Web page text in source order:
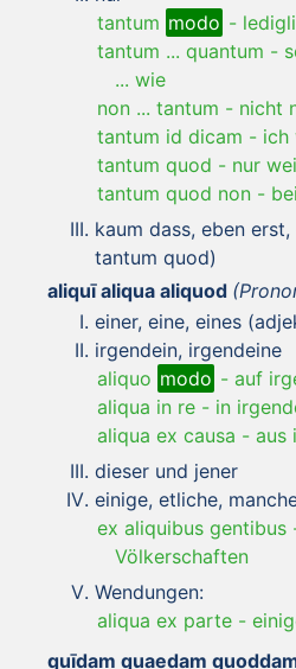
tantum modo -
tantum ... quantum -
... wie
non ... tantum - nicht
tantum id dicam - ich
tantum quod - nur
tantum quod non -
kaum dass, eben
tantum quod)
aliquī aliqua aliquod
einer, eine, eines
irgendein, irgendeine
aliquo modo - auf
aliqua in re - in
aliqua ex causa - aus
dieser und jener
einige, etliche,
ex aliquibus gentibus
Völkerschaften
Wendungen:
aliqua ex parte -
quīdam quaedam